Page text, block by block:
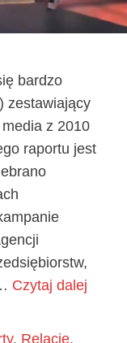
bardzo
zestawiający
z 2010
raportu jest
Czytaj dalej
, Relacje,